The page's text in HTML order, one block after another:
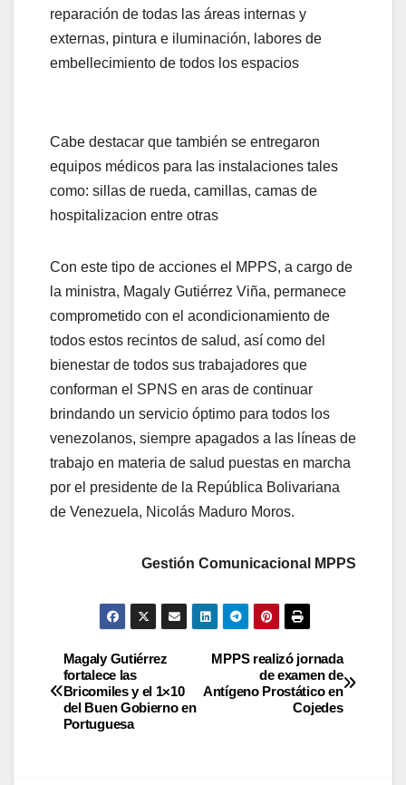
reparación de todas las áreas internas y
externas, pintura e iluminación, labores de
embellecimiento de todos los espacios
Cabe destacar que también se entregaron
equipos médicos para las instalaciones tales
como: sillas de rueda, camillas, camas de
hospitalizacion entre otras
Con este tipo de acciones el MPPS, a cargo de
la ministra, Magaly Gutiérrez Viña, permanece
comprometido con el acondicionamiento de
todos estos recintos de salud, así como del
bienestar de todos sus trabajadores que
conforman el SPNS en aras de continuar
brindando un servicio óptimo para todos los
venezolanos, siempre apagados a las líneas de
trabajo en materia de salud puestas en marcha
por el presidente de la República Bolivariana
de Venezuela, Nicolás Maduro Moros.
Gestión Comunicacional MPPS
MPPS realizó jornada
de examen de
Antígeno Prostático en
Cojedes
Magaly Gutiérrez
fortalece las
Bricomiles y el 1×10
del Buen Gobierno en
Portuguesa